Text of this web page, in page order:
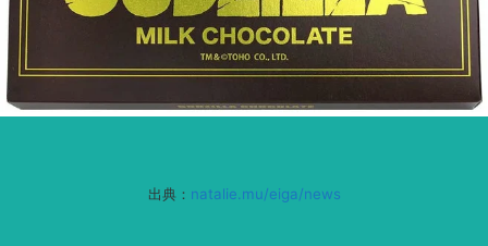
出典： natalie.mu/eiga/news